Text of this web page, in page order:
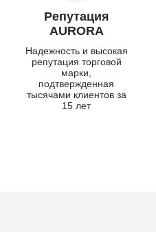
Репутация
AURORA
Надежность и высокая
репутация торговой
марки,
подтвержденная
тысячами клиентов за
15 лет